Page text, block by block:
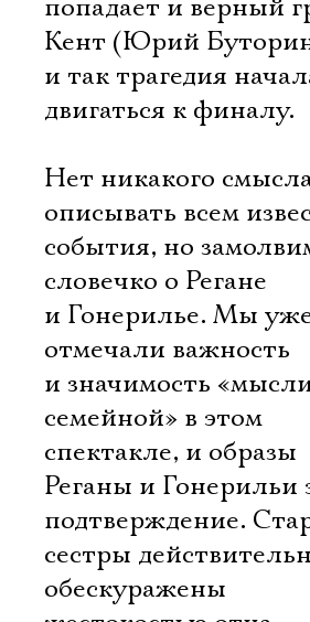
попадает и верный
Кент (Юрий
и так трагедия
двигаться к финалу.
Нет никакого
описывать всем
события, но
словечко о Регане
и Гонерилье. Мы
отмечали важность
и значимость
семейной» в этом
спектакле, и образы
Реганы и Гонерильи
подтверждение.
сестры
обескуражены